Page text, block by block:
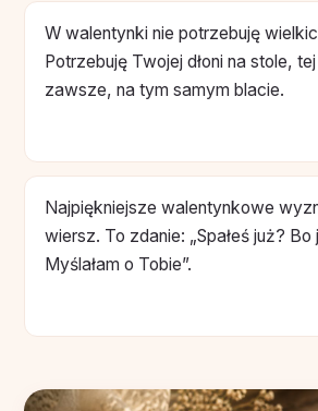
W walentynki nie potrzebuję
Potrzebuję Twojej dłoni na stole,
zawsze, na tym samym blacie.
Najpiękniejsze walentynkowe
wiersz. To zdanie: „Spałeś już?
Myślałam o Tobie”.